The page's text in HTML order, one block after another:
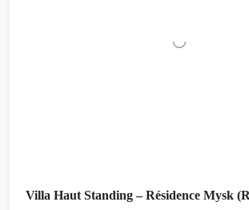
Villa Haut Standing – Résidence Mysk